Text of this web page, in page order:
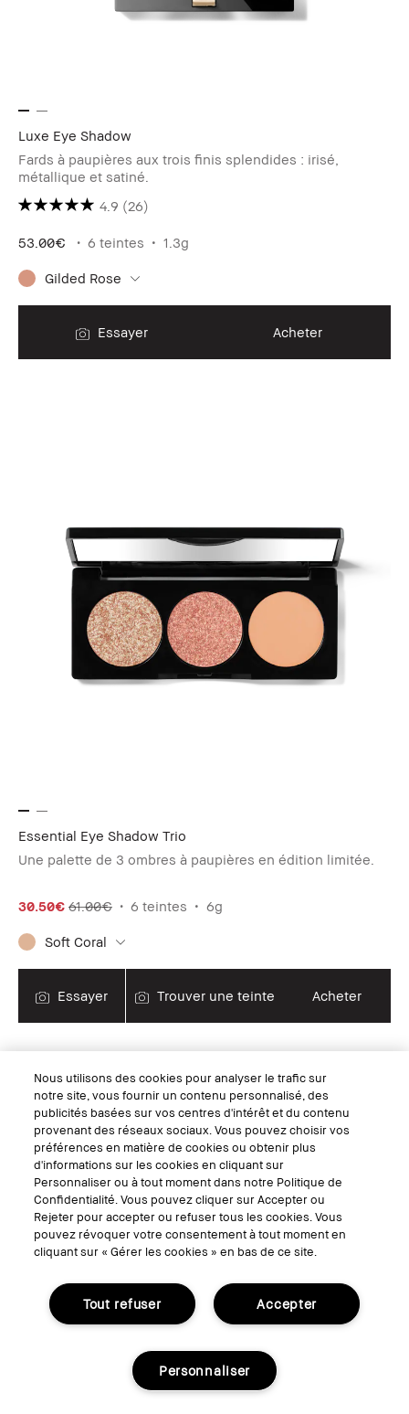
Luxe Eye Shadow
Fards à paupières aux trois finis splendides : irisé,
métallique et satiné.
4.9 (26)
53.00€ 6 teintes 1.3g
Gilded Rose
Essayer Acheter
Essential Eye Shadow Trio
Une palette de 3 ombres à paupières en édition limitée.
30.50€ 61.00€ 6 teintes 6g
Soft Coral
Essayer Trouver une teinte Acheter
Recharge disponible
Nous utilisons des cookies pour analyser le trafic sur
notre site, vous fournir un contenu personnalisé, des
publicités basées sur vos centres d'intérêt et du contenu
provenant des réseaux sociaux. Vous pouvez choisir vos
préférences en matière de cookies ou obtenir plus
d'informations sur les cookies en cliquant sur
Personnaliser ou à tout moment dans notre Politique de
Confidentialité. Vous pouvez cliquer sur Accepter ou
Rejeter pour accepter ou refuser tous les cookies. Vous
pouvez révoquer votre consentement à tout moment en
cliquant sur « Gérer les cookies » en bas de ce site.
Accepter
Tout refuser
Personnaliser